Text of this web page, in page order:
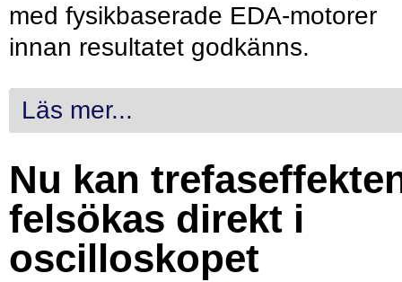
med fysikbaserade EDA-motorer
innan resultatet godkänns.
Läs mer...
Nu kan
felsökas direkt i
oscilloskopet